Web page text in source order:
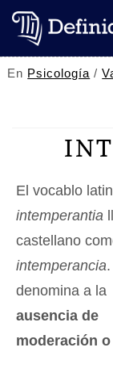
En Psicología /
El vocablo
intemperantia
castellano
intemperancia
denomina a la
ausencia de
moderación o